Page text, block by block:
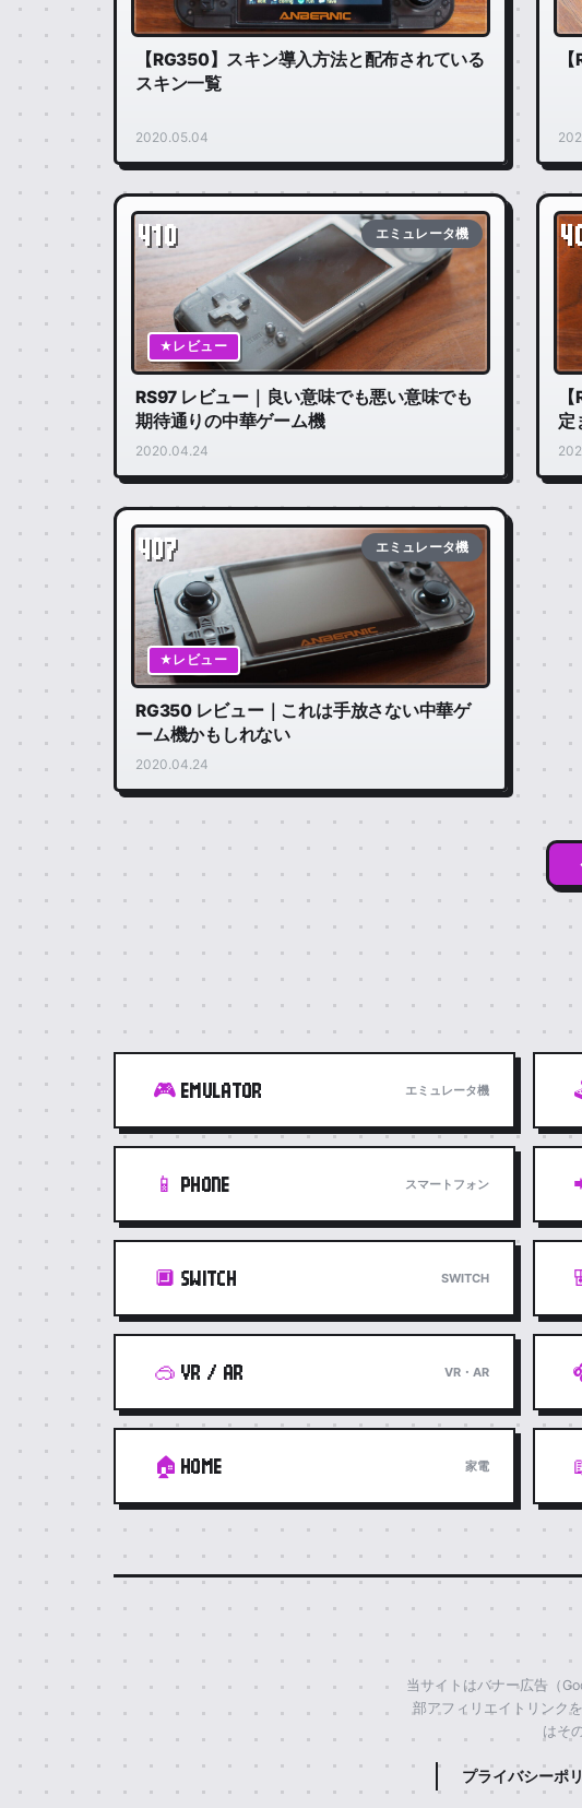
【RG350】スキン導入方法と配布されている
スキン一覧
2020.05.04
★レビュー
410 エミュレータ機
RS97 レビュー｜良い意味でも悪い意味でも
期待通りの中華ゲーム機
2020.04.24
定
★レビュー
407 エミュレータ機
RG350 レビュー｜これは手放さない中華ゲ
ーム機かもしれない
2020.04.24
🎮 EMULATOR エミュレータ機
📱 PHONE スマートフォン
🔲 SWITCH SWITCH
🥽 VR / AR VR・AR
🏠 HOME 家電
当サイトはバナー広告（
部アフィリエイトリンク
はそ
プライバシーポ